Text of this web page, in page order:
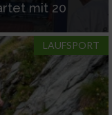
mit 20
LAUFSPORT